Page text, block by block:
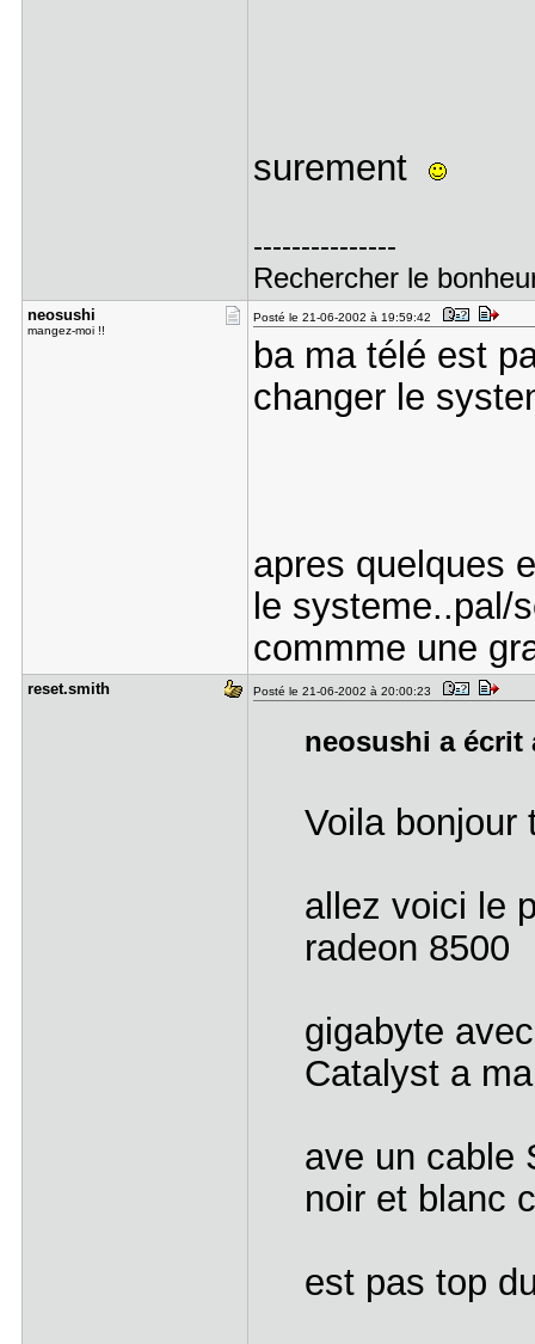
surement
---------------
Rechercher le
neosushi
mangez-moi !!
Posté le 21-06-2002 à 19:59:42
ba ma télé est
changer le
apres quelques
le systeme..pal/
commme une
reset.smit​h Posté le 21-06-2002 à 20:00:23
neosushi a
Voila bonjour
allez voici le
radeon 8500
gigabyte
Catalyst a
ave un cable
noir et blanc
est pas top